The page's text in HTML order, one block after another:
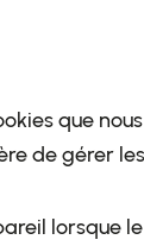
que
de gérer
lorsque